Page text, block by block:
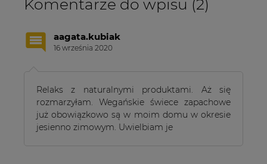
Komentarze do wpisu (2)
aagata.kubiak
16 września 2020
Relaks z naturalnymi produktami. Aż się
rozmarzyłam. Wegańskie świece zapachowe
już obowiązkowo są w moim domu w okresie
jesienno zimowym. Uwielbiam je